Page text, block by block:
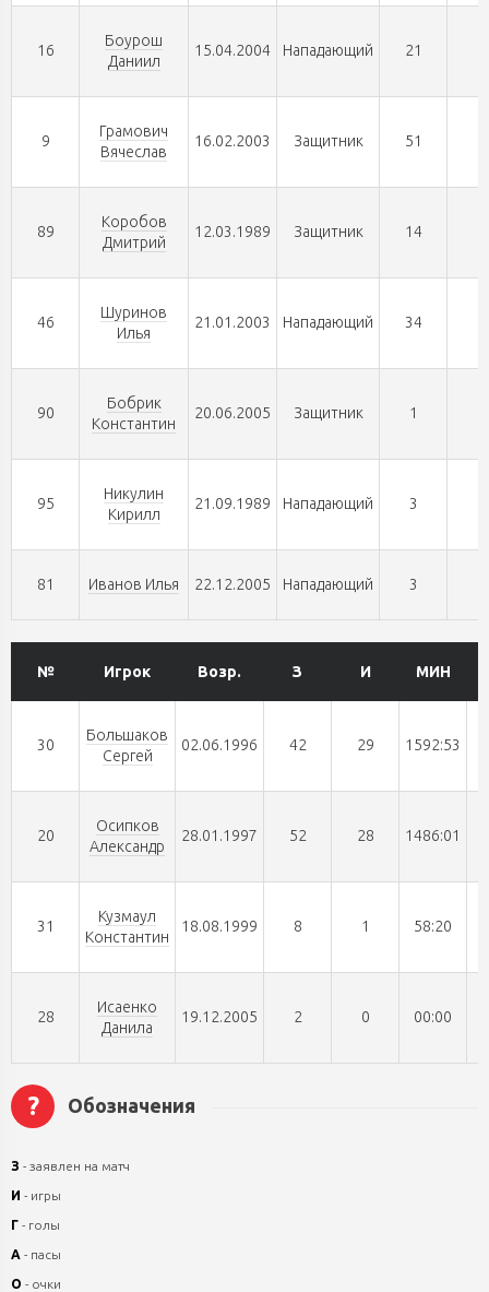
16
Боурош
Даниил
15.04.2004 Нападающий 21
9
Грамович
Вячеслав
16.02.2003 Защитник 51
89
Коробов
Дмитрий
12.03.1989 Защитник 14
46
Шуринов
Илья
21.01.2003 Нападающий 34
90
Бобрик
Константин
20.06.2005 Защитник 1
95
Никулин
Кирилл
21.09.1989 Нападающий 3
81 Иванов Илья 22.12.2005 Нападающий 3
№ Игрок Возр. З И МИН
30
Большаков
Сергей
02.06.1996 42 29 1592:53
20
Осипков
Александр
28.01.1997 52 28 1486:01
31
Кузмаул
Константин
18.08.1999 8 1 58:20
28
Исаенко
Данила
19.12.2005 2 0 00:00
? Обозначения
З - заявлен на матч
И - игры
Г - голы
А - пасы
О - очки